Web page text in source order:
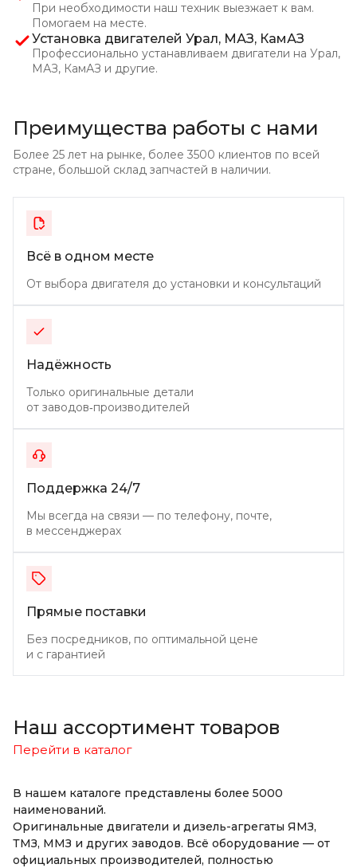
При необходимости наш техник выезжает к вам.
Помогаем на месте.
Установка двигателей Урал, МАЗ, КамАЗ
Профессионально устанавливаем двигатели на Урал,
МАЗ, КамАЗ и другие.
Преимущества работы с нами
Более 25 лет на рынке, более 3500 клиентов по всей
стране, большой склад запчастей в наличии.
Всё в одном месте
От выбора двигателя до установки и консультаций
Надёжность
Только оригинальные детали
от заводов‑производителей
Поддержка 24/7
Мы всегда на связи — по телефону, почте,
в мессенджерах
Прямые поставки
Без посредников, по оптимальной цене
и с гарантией
Наш ассортимент товаров
Перейти в каталог
В нашем каталоге представлены более 5000
наименований.
Оригинальные двигатели и дизель-агрегаты ЯМЗ,
ТМЗ, ММЗ и других заводов. Всё оборудование — от
официальных производителей, полностью